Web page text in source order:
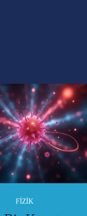
FIZIK